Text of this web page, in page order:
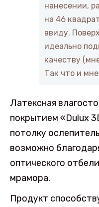
нанесении,
на 46
ввиду.
идеально
качеству
Так что и
Латексная
покрытием «Dulux
потолку
возможно
оптического
мрамора.
Продукт